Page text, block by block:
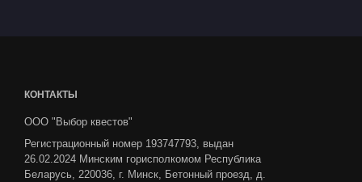
КОНТАКТЫ
ООО "Выбор квестов"
Регистрационный номер 193747793, выдан
26.02.2024 Минским горисполкомом Республика
Беларусь, 220036, г. Минск, Бетонный проезд, д.